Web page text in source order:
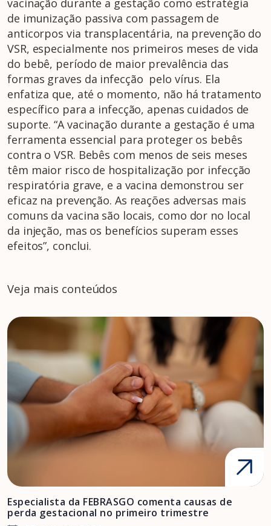
vacinação durante a gestação como estratégia
de imunização passiva com passagem de
anticorpos via transplacentária, na prevenção do
VSR, especialmente nos primeiros meses de vida
do bebê, período de maior prevalência das
formas graves da infecção pelo vírus. Ela
enfatiza que, até o momento, não há tratamento
específico para a infecção, apenas cuidados de
suporte. “A vacinação durante a gestação é uma
ferramenta essencial para proteger os bebês
contra o VSR. Bebês com menos de seis meses
têm maior risco de hospitalização por infecção
respiratória grave, e a vacina demonstrou ser
eficaz na prevenção. As reações adversas mais
comuns da vacina são locais, como dor no local
da injeção, mas os benefícios superam esses
efeitos”, conclui.
Veja mais conteúdos
Especialista da FEBRASGO comenta causas de
perda gestacional no primeiro trimestre